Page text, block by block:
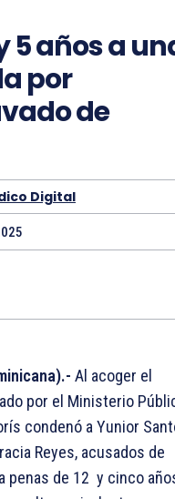
5 años a
por
de
Digital
Al acoger el
por el Ministerio
condenó a Yunior
Reyes, acusados de
penas de 12 y cinco